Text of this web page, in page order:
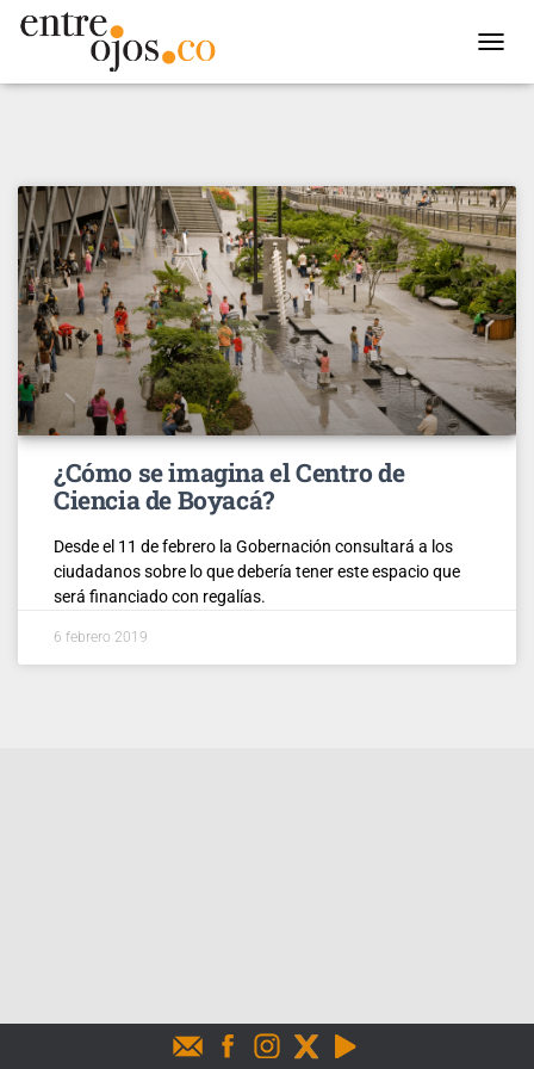
¿Cómo se imagina el Centro de
Ciencia de Boyacá?
Desde el 11 de febrero la Gobernación consultará a los
ciudadanos sobre lo que debería tener este espacio que
será financiado con regalías.
6 febrero 2019